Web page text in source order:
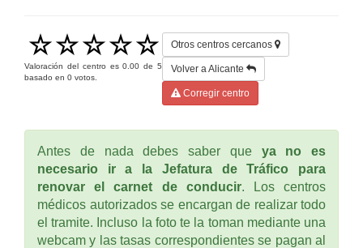
Valoración del centro es0.00 de5
basado en 0 votos.
Otros centros cercanos
Volver a Alicante
Corregir centro
Antes de nada debes saber que ya no es
necesario ir a la Jefatura de Tráfico para
renovar el carnet de conducir. Los centros
médicos autorizados se encargan de realizar todo
el tramite. Incluso la foto te la toman mediante una
webcam y las tasas correspondientes se pagan al